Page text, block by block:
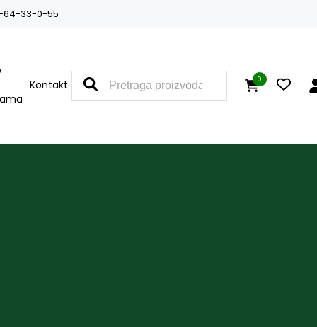
64-33-0-55
0
Kontakt